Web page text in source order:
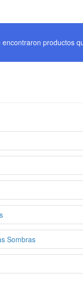
encontraron productos
Sombras